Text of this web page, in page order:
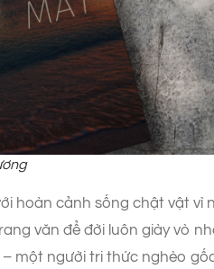
hoàn cảnh sống chật vật vì
văn để đời luôn giày vò
một người tri thức nghèo